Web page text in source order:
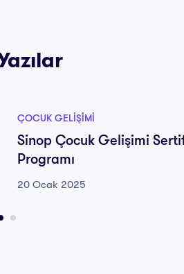
ÇOCUK GELIŞIMI
Sinop Çocuk Gelişimi
Programı
20 Ocak 2025